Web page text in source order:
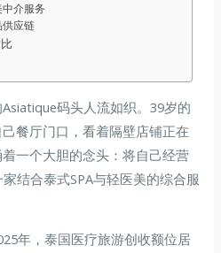
介服务
应链
码头人流如织。39岁的
餐厅门口，看着隔壁店铺正在
一个大胆的念头：将自己经营
结合泰式SPA与轻医美的综合服
年，泰国医疗旅游创收额位居